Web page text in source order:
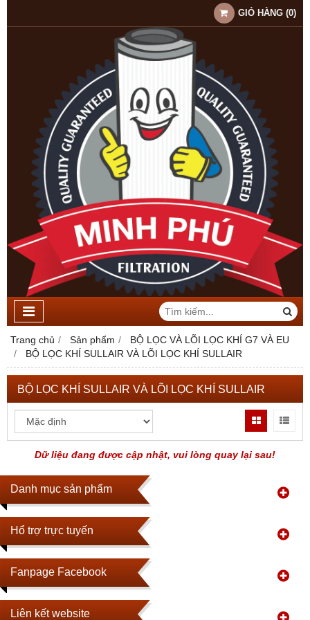
GIỎ HÀNG (0)
Trang chủ Sản phẩm
BỘ LỌC VÀ LÕI LỌC KHÍ G7 VÀ EU
BỘ LỌC KHÍ SULLAIR VÀ LÕI LỌC KHÍ SULLAIR
Danh mục sản phẩm
Hổ trợ trực tuyến
Fanpage Facebook
Liên kết website
BỘ LỌC KHÍ SULLAIR VÀ LÕI LỌC KHÍ SULLAIR
Dữ liệu đang được cập nhật, vui lòng quay lại sau!